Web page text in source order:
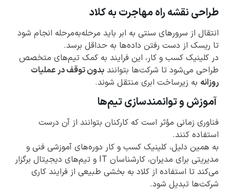
طراحی نقشه راه مهاجرت به کلاد
انتقال از سرورهای سنتی به ابر باید مرحله‌به‌مرحله انجام شود
تا ریسک از دست رفتن داده‌ها به حداقل برسد.
در کلینیک کسب و کار، این فرایند به کمک تیم‌های متخصص
طراحی می‌شود تا شرکت‌ها بتوانند بدون توقف در عملیات
روزانه به زیرساخت ابری منتقل شوند.
آموزش و توانمندسازی تیم‌ها
فناوری زمانی مؤثر است که کارکنان بتوانند از آن درست
استفاده کنند.
به همین دلیل، کلینیک کسب و کار دوره‌های آموزشی فنی و
مدیریتی برای مدیران، کارشناسان IT و تیم‌های دیجیتال برگزار
می‌کند تا استفاده از کلاد به بخشی طبیعی از فرایند کاری
شرکت‌ها تبدیل شود.